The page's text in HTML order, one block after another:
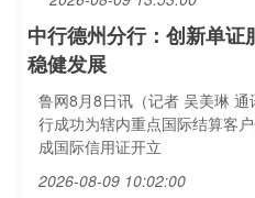
中行德州分行：创新单
稳健发展
鲁网8月8日讯（记者 吴美琳
行成功为辖内重点国际结算客
成国际信用证开立
2026-08-09 10:02:00